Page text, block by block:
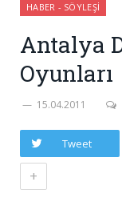
HABER - SÖYLEŞI
Antalya
Oyunları
15.04.2011
Tweet
+